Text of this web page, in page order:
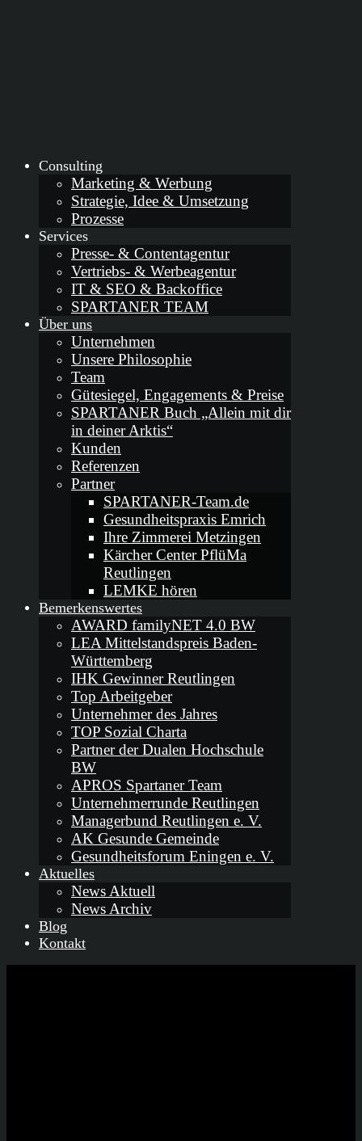
Consulting
Marketing & Werbung
Strategie, Idee & Umsetzung
Prozesse
Services
Presse- & Contentagentur
Vertriebs- & Werbeagentur
IT & SEO & Backoffice
SPARTANER TEAM
Über uns
Unternehmen
Unsere Philosophie
Team
Gütesiegel, Engagements & Preise
SPARTANER Buch „Allein mit dir
in deiner Arktis“
Kunden
Referenzen
Partner
SPARTANER-Team.de
Gesundheitspraxis Emrich
Ihre Zimmerei Metzingen
Kärcher Center PflüMa
Reutlingen
LEMKE hören
Bemerkenswertes
AWARD familyNET 4.0 BW
LEA Mittelstandspreis Baden-
Württemberg
IHK Gewinner Reutlingen
Top Arbeitgeber
Unternehmer des Jahres
TOP Sozial Charta
Partner der Dualen Hochschule
BW
APROS Spartaner Team
Unternehmerrunde Reutlingen
Managerbund Reutlingen e. V.
AK Gesunde Gemeinde
Gesundheitsforum Eningen e. V.
Aktuelles
News Aktuell
News Archiv
Blog
Kontakt